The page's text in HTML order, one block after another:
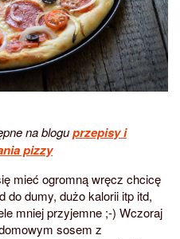
na bloguprzepisy i
pizzy
mieć ogromną wręcz chcicę
dumy, dużo kalorii itp itd,
mniej przyjemne ;-) Wczoraj
sosem z